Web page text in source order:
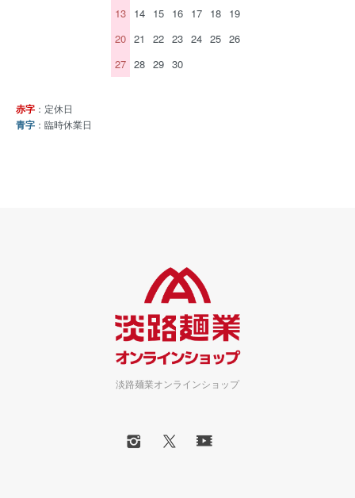
13 14 15 16 17 18 19
20 21 22 23 24 25 26
27 28 29 30
赤字 ：定休日
青字 ：臨時休業日
淡路麺業オンラインショップ